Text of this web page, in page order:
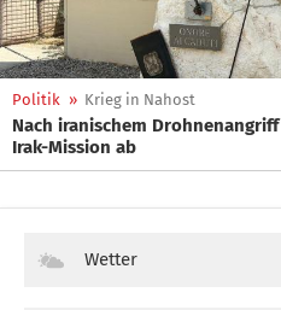
Politik » Krieg in Nahost
Nach iranischem
Irak-Mission ab
Wetter